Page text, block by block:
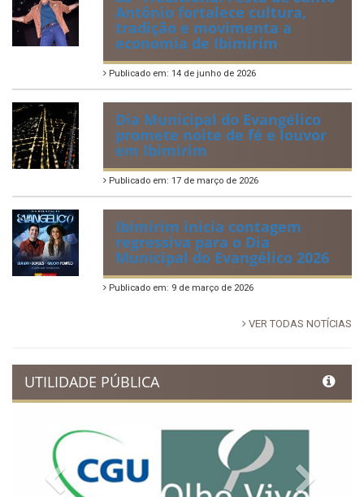
Antônio fortalece cultura,
tradição e movimenta a
economia de Ibimirim
Publicado em: 14 de junho de 2026
Dia Municipal do Evangélico
promete noite de fé e louvor
em Ibimirim
Publicado em: 17 de março de 2026
Ibimirim inicia contagem
regressiva para o Dia
Municipal do Evangélico 2026
Publicado em: 9 de março de 2026
VER TODAS NOTÍCIAS
UTILIDADE PÚBLICA
Previous